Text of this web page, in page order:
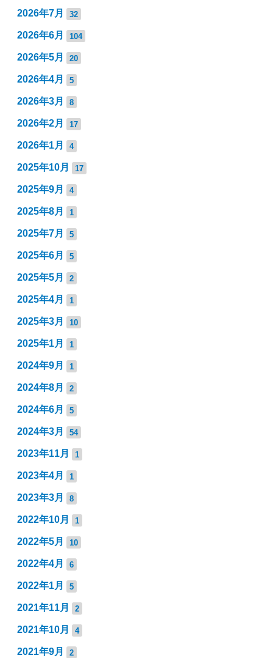
2026年7月 32
2026年6月 104
2026年5月 20
2026年4月 5
2026年3月 8
2026年2月 17
2026年1月 4
2025年10月 17
2025年9月 4
2025年8月 1
2025年7月 5
2025年6月 5
2025年5月 2
2025年4月 1
2025年3月 10
2025年1月 1
2024年9月 1
2024年8月 2
2024年6月 5
2024年3月 54
2023年11月 1
2023年4月 1
2023年3月 8
2022年10月 1
2022年5月 10
2022年4月 6
2022年1月 5
2021年11月 2
2021年10月 4
2021年9月 2